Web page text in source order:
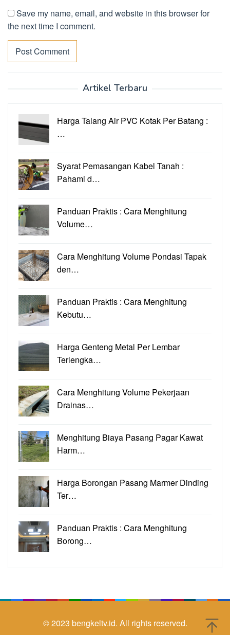
Save my name, email, and website in this browser for
the next time I comment.
Artikel Terbaru
Harga Talang Air PVC Kotak Per Batang :
…
Syarat Pemasangan Kabel Tanah :
Pahami d…
Panduan Praktis : Cara Menghitung
Volume…
Cara Menghitung Volume Pondasi Tapak
den…
Panduan Praktis : Cara Menghitung
Kebutu…
Harga Genteng Metal Per Lembar
Terlengka…
Cara Menghitung Volume Pekerjaan
Drainas…
Menghitung Biaya Pasang Pagar Kawat
Harm…
Harga Borongan Pasang Marmer Dinding
Ter…
Panduan Praktis : Cara Menghitung
Borong…
© 2023 bengkeltv.id. All rights reserved.